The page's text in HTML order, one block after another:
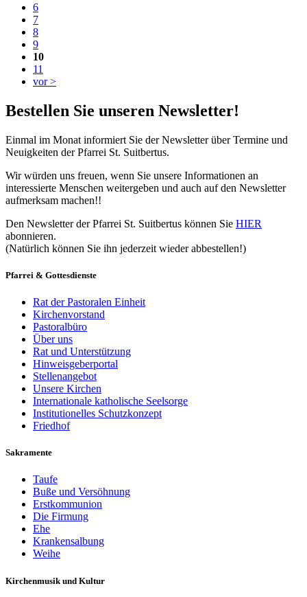
6
7
8
9
10
11
vor >
Bestellen Sie unseren Newsletter!
Einmal im Monat informiert Sie der Newsletter über Termine und
Neuigkeiten der Pfarrei St. Suitbertus.
Wir würden uns freuen, wenn Sie unsere Informationen an
interessierte Menschen weitergeben und auch auf den Newsletter
aufmerksam machen!!
Den Newsletter der Pfarrei St. Suitbertus können Sie HIER
abonnieren.
(Natürlich können Sie ihn jederzeit wieder abbestellen!)
Pfarrei & Gottesdienste
Rat der Pastoralen Einheit
Kirchenvorstand
Pastoralbüro
Über uns
Rat und Unterstützung
Hinweisgeberportal
Stellenangebot
Unsere Kirchen
Internationale katholische Seelsorge
Institutionelles Schutzkonzept
Friedhof
Sakramente
Taufe
Buße und Versöhnung
Erstkommunion
Die Firmung
Ehe
Krankensalbung
Weihe
Kirchenmusik und Kultur